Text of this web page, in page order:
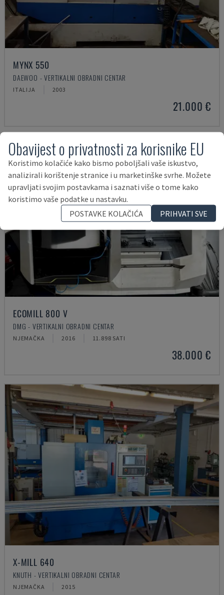
MYNX 550
DAEWOO - VERTIKALNI OBRADNI CENTAR
ITALIJA 2003
21.000 €
ECOMILL 800 V
DMG - VERTIKALNI OBRADNI CENTAR
NJEMAČKA 2016 11.898 SATI
38.000 €
X-MILL 640
KNUTH - VERTIKALNI OBRADNI CENTAR
NJEMAČKA 2015
Obavijest o privatnosti za korisnike EU
Koristimo kolačiće kako bismo poboljšali vaše iskustvo,
analizirali korištenje stranice i u marketinške svrhe. Možete
upravljati svojim postavkama i saznati više o tome kako
koristimo vaše podatke u nastavku.
POSTAVKE KOLAČIĆA
PRIHVATI SVE